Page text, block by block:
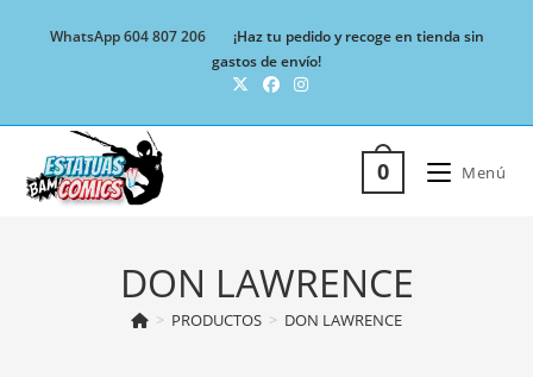
WhatsApp 604 807 206
¡Haz tu pedido y recoge en tienda sin
gastos de envío!
0 Menú
DON LAWRENCE
> PRODUCTOS > DON LAWRENCE